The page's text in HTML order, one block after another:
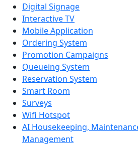
Digital Signage
Interactive TV
Mobile Application
Ordering System
Promotion Campaigns
Queueing System
Reservation System
Smart Room
Surveys
Wifi Hotspot
AI Housekeeping,
Management